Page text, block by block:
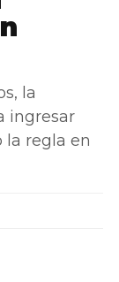
la
ingresar
la regla en